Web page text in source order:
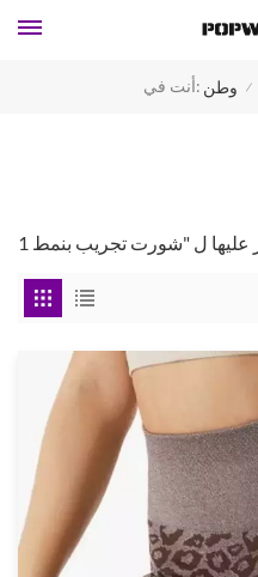
أنت في: وطن /